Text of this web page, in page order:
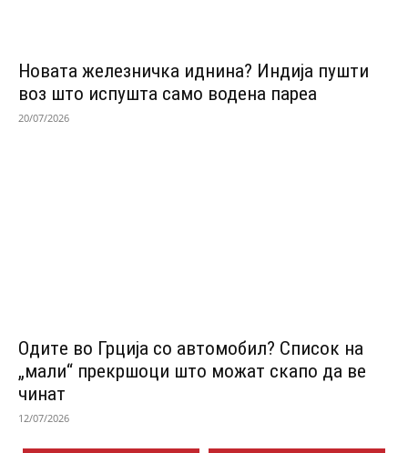
Новата железничка иднина? Индија пушти
воз што испушта само водена пареа
20/07/2026
Одитe во Грција со автомобил? Список на
„мали“ прекршоци што можат скапо да ве
чинат
12/07/2026